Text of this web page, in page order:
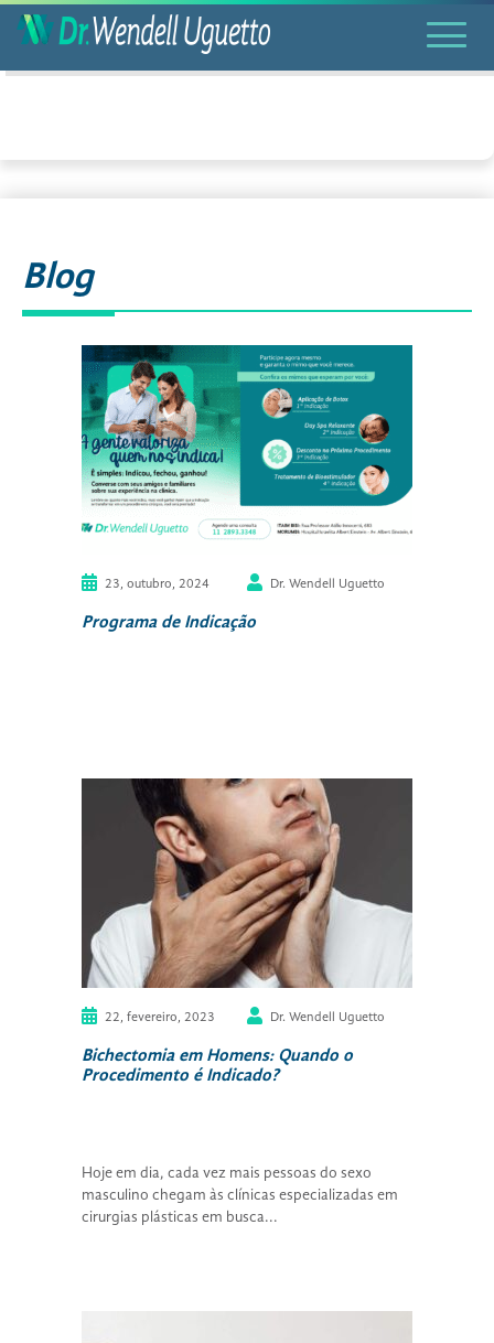
Blog
23, outubro, 2024 Dr. Wendell Uguetto
Programa de Indicação
22, fevereiro, 2023 Dr. Wendell Uguetto
Bichectomia em Homens: Quando o
Procedimento é Indicado?
Hoje em dia, cada vez mais pessoas do sexo
masculino chegam às clínicas especializadas em
cirurgias plásticas em busca...